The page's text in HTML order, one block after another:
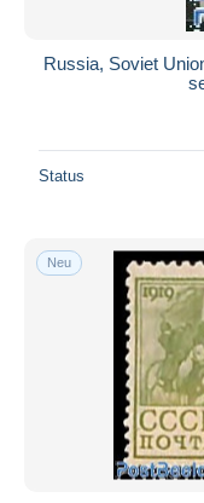
Russia, Soviet
Status
Neu